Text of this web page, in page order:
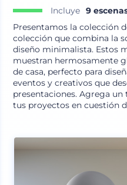
Incluye 9
Presentamos la colección
colección que combina la
diseño minimalista. Estos
muestran hermosamente
de casa, perfecto para
eventos y creativos que
presentaciones. Agrega
tus proyectos en cuestión